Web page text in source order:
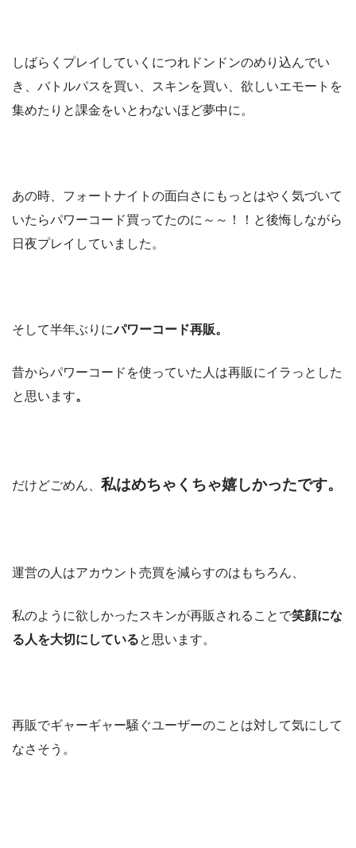
しばらくプレイしていくにつれドンドンのめり込んでい
き、バトルパスを買い、スキンを買い、欲しいエモートを
集めたりと課金をいとわないほど夢中に。
あの時、フォートナイトの面白さにもっとはやく気づいて
いたらパワーコード買ってたのに～～！！と後悔しながら
日夜プレイしていました。
そして半年ぶりにパワーコード再販。
昔からパワーコードを使っていた人は再販にイラっとした
と思います。
だけどごめん、 私はめちゃくちゃ嬉しかったです。
運営の人はアカウント売買を減らすのはもちろん、
私のように欲しかったスキンが再販されることで笑顔にな
る人を大切にしていると思います。
再販でギャーギャー騒ぐユーザーのことは対して気にして
なさそう。